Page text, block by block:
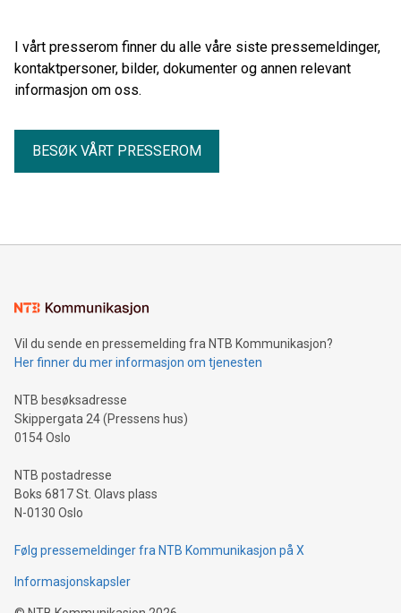
I vårt presserom finner du alle våre siste pressemeldinger,
kontaktpersoner, bilder, dokumenter og annen relevant
informasjon om oss.
BESØK VÅRT PRESSEROM
Vil du sende en pressemelding fra NTB Kommunikasjon?
Her finner du mer informasjon om tjenesten
NTB besøksadresse
Skippergata 24 (Pressens hus)
0154 Oslo
NTB postadresse
Boks 6817 St. Olavs plass
N-0130 Oslo
Følg pressemeldinger fra NTB Kommunikasjon på X
Informasjonskapsler